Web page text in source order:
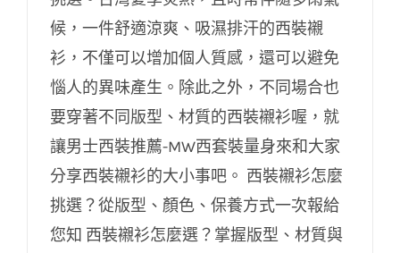
候，一件舒適涼爽、吸濕排汗的西裝襯
衫，不僅可以增加個人質感，還可以避免
惱人的異味產生。除此之外，不同場合也
要穿著不同版型、材質的西裝襯衫喔，就
讓男士西裝推薦-MW西套裝量身來和大家
分享西裝襯衫的大小事吧。 西裝襯衫怎麼
挑選？從版型、顏色、保養方式一次報給
您知 西裝襯衫怎麼選？掌握版型、材質與